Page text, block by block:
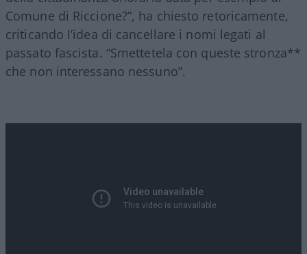
Comune di Riccione?”, ha chiesto retoricamente,
criticando l’idea di cancellare i nomi legati al
passato fascista. “Smettetela con queste stronza**
che non interessano nessuno”.